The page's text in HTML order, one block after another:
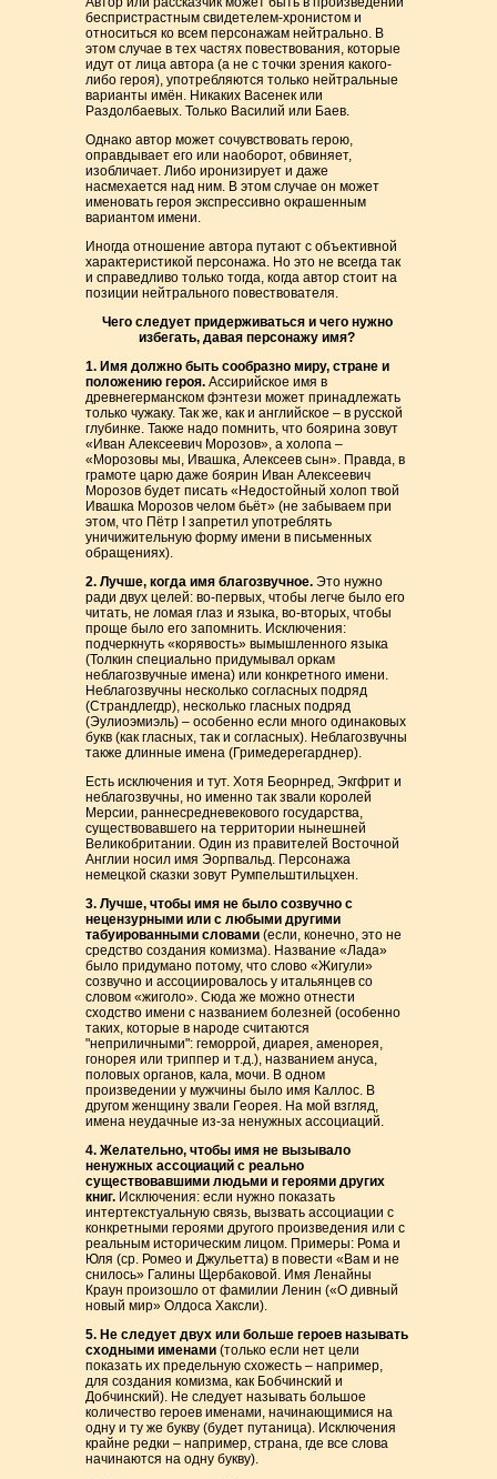
беспристрастным свидетелем-хронистом и
относиться ко всем персонажам нейтрально. В
этом случае в тех частях повествования, которые
идут от лица автора (а не с точки зрения какого-
либо героя), употребляются только нейтральные
варианты имён. Никаких Васенек или
Раздолбаевых. Только Василий или Баев.
Однако автор может сочувствовать герою,
оправдывает его или наоборот, обвиняет,
изобличает. Либо иронизирует и даже
насмехается над ним. В этом случае он может
именовать героя экспрессивно окрашенным
вариантом имени.
Иногда отношение автора путают с объективной
характеристикой персонажа. Но это не всегда так
и справедливо только тогда, когда автор стоит на
позиции нейтрального повествователя.
Чего следует придерживаться и чего нужно
избегать, давая персонажу имя?
1. Имя должно быть сообразно миру, стране и
положению героя. Ассирийское имя в
древнегерманском фэнтези может принадлежать
только чужаку. Так же, как и английское – в русской
глубинке. Также надо помнить, что боярина зовут
«Иван Алексеевич Морозов», а холопа –
«Морозовы мы, Ивашка, Алексеев сын». Правда, в
грамоте царю даже боярин Иван Алексеевич
Морозов будет писать «Недостойный холоп твой
Ивашка Морозов челом бьёт» (не забываем при
этом, что Пётр I запретил употреблять
уничижительную форму имени в письменных
обращениях).
2. Лучше, когда имя благозвучное. Это нужно
ради двух целей: во-первых, чтобы легче было его
читать, не ломая глаз и языка, во-вторых, чтобы
проще было его запомнить. Исключения:
подчеркнуть «корявость» вымышленного языка
(Толкин специально придумывал оркам
неблагозвучные имена) или конкретного имени.
Неблагозвучны несколько согласных подряд
(Страндлегдр), несколько гласных подряд
(Эулиоэмиэль) – особенно если много одинаковых
букв (как гласных, так и согласных). Неблагозвучны
также длинные имена (Гримедерегарднер).
Есть исключения и тут. Хотя Беорнред, Экгфрит и
неблагозвучны, но именно так звали королей
Мерсии, раннесредневекового государства,
существовавшего на территории нынешней
Великобритании. Один из правителей Восточной
Англии носил имя Эорпвальд. Персонажа
немецкой сказки зовут Румпельштильцхен.
3. Лучше, чтобы имя не было созвучно с
нецензурными или с любыми другими
табуированными словами (если, конечно, это не
средство создания комизма). Название «Лада»
было придумано потому, что слово «Жигули»
созвучно и ассоциировалось у итальянцев со
словом «жиголо». Сюда же можно отнести
сходство имени с названием болезней (особенно
таких, которые в народе считаются
"неприличными": геморрой, диарея, аменорея,
гонорея или триппер и т.д.), названием ануса,
половых органов, кала, мочи. В одном
произведении у мужчины было имя Каллос. В
другом женщину звали Георея. На мой взгляд,
имена неудачные из-за ненужных ассоциаций.
4. Желательно, чтобы имя не вызывало
ненужных ассоциаций с реально
существовавшими людьми и героями других
книг. Исключения: если нужно показать
интертекстуальную связь, вызвать ассоциации с
конкретными героями другого произведения или с
реальным историческим лицом. Примеры: Рома и
Юля (ср. Ромео и Джульетта) в повести «Вам и не
снилось» Галины Щербаковой. Имя Ленайны
Краун произошло от фамилии Ленин («О дивный
новый мир» Олдоса Хаксли).
5. Не следует двух или больше героев называть
сходными именами (только если нет цели
показать их предельную схожесть – например,
для создания комизма, как Бобчинский и
Добчинский). Не следует называть большое
количество героев именами, начинающимися на
одну и ту же букву (будет путаница). Исключения
крайне редки – например, страна, где все слова
начинаются на одну букву).